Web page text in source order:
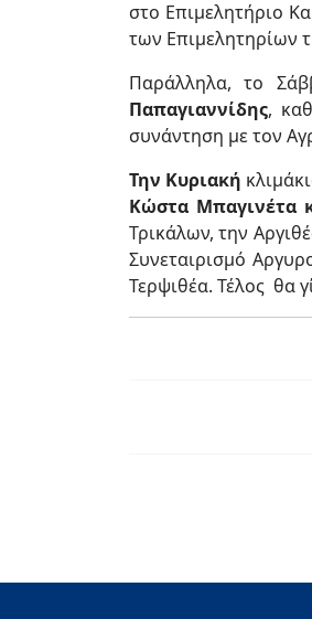
στο Επιμελητήριο
των Επιμελητηρίων
Παράλληλα, το
Παπαγιαννίδης,
συνάντηση με τον
Την Κυριακή
Κώστα Μπαγινέτα
Τρικάλων, την
Συνεταιρισμό
Τερψιθέα. Τέλος θα